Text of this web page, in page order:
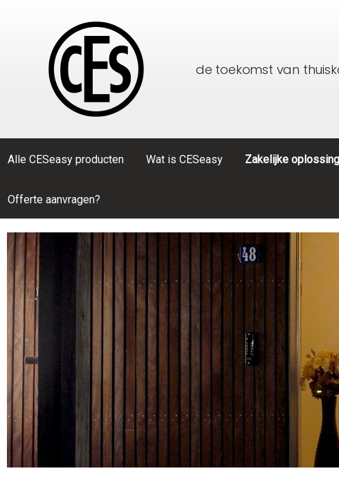
de toekomst van
Alle CESeasy producten Wat is CESeasy Zakelijke
Offerte aanvragen?
Toon alle Alle CESeasy producten
CESeasy
Motorcilinder
Keypad Reader
Deurcontroller
Communicatiemodule
Accessoires
CESeasy -
CESeasy -
CES
CESeasy -
Toon alle Zakelijke oplossingen
Thuiszorg Particulier